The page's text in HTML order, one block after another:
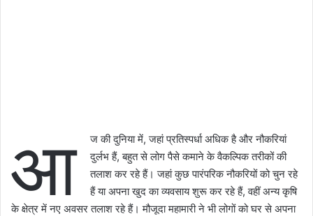
आ
ज की दुनिया में, जहां प्रतिस्पर्धा अधिक है और नौकरियां
दुर्लभ हैं, बहुत से लोग पैसे कमाने के वैकल्पिक तरीकों की
तलाश कर रहे हैं। जहां कुछ पारंपरिक नौकरियों को चुन रहे
हैं या अपना खुद का व्यवसाय शुरू कर रहे हैं, वहीं अन्य कृषि
के क्षेत्र में नए अवसर तलाश रहे हैं। मौजूदा महामारी ने भी लोगों को घर से अपना